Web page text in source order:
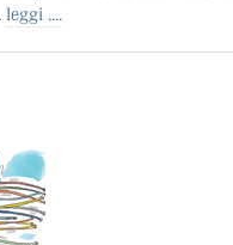
leggi ....